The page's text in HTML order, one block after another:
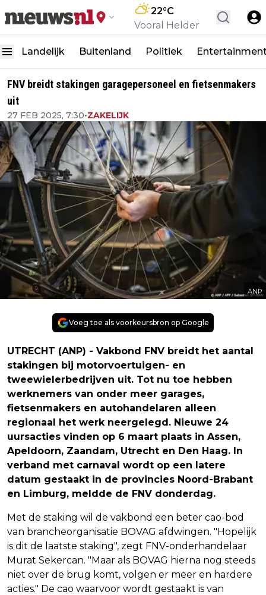
22°C
Vooral Helder
Landelijk Buitenland Politiek
FNV breidt stakingen garagepersoneel en fietsenmakers
uit
27 FEB 2025, 7:30•ZAKELIJK
ANP
Voeg toe als voorkeursbron op Google
UTRECHT (ANP) - Vakbond FNV breidt het aantal
stakingen bij motorvoertuigen- en
tweewielerbedrijven uit. Tot nu toe hebben
werknemers van onder meer garages,
fietsenmakers en autohandelaren alleen
regionaal het werk neergelegd. Nieuwe 24
uursacties vinden op 6 maart plaats in Assen,
Apeldoorn, Zaandam, Utrecht en Den Haag. In
verband met carnaval wordt op een latere
datum gestaakt in de provincies Noord-Brabant
en Limburg, meldde de FNV donderdag.
Met de staking wil de vakbond een beter cao-bod
van brancheorganisatie BOVAG afdwingen. "Hopelijk
is dit de laatste staking", zegt FNV-onderhandelaar
Murat Sekercan. "Maar als BOVAG hierna nog steeds
niet over de brug komt, volgen er meer en hardere
acties." De cao waarvoor wordt gestaakt is van